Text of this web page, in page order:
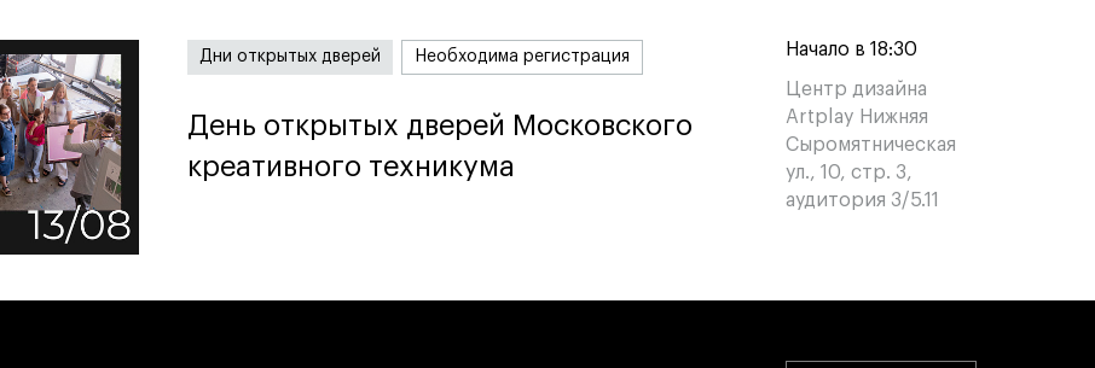
Дни открытых дверей Необходима регистрация
День открытых дверей Московского
креативного техникума
День открытых дверей Московского
креативного техникума
Начало в 18:30
Центр дизайна
Artplay Нижняя
Сыромятническая
ул., 10, стр. 3,
аудитория 3/5.11